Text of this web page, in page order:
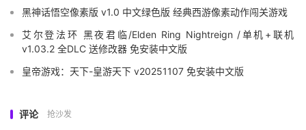
黑神话悟空像素版 v1.0 中文绿色版 经典西游像素动作闯关游戏
艾尔登法环 黑夜君临/Elden Ring Nightreign /单机+联机
v1.03.2 全DLC 送修改器 免安装中文版
皇帝游戏：天下-皇游天下 v20251107 免安装中文版
评论 抢沙发